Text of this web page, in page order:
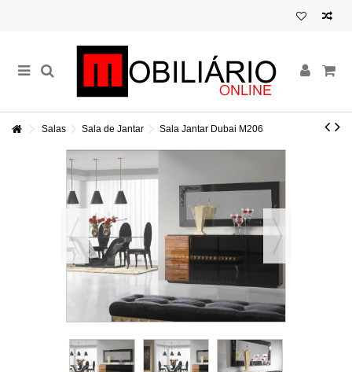
Salas Sala de Jantar Sala Jantar Dubai M206